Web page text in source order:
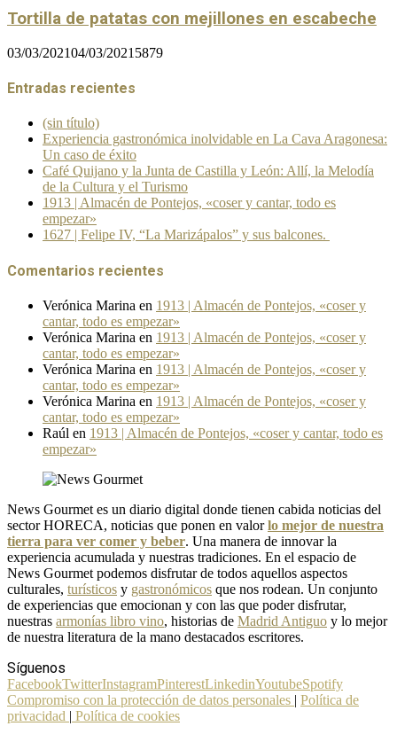
Tortilla de patatas con mejillones en escabeche
03/03/202104/03/2021 5879
Entradas recientes
(sin título)
Experiencia gastronómica inolvidable en La Cava Aragonesa:
Un caso de éxito
Café Quijano y la Junta de Castilla y León: Allí, la Melodía
de la Cultura y el Turismo
1913 | Almacén de Pontejos, «coser y cantar, todo es
empezar»
1627 | Felipe IV, “La Marizápalos” y sus balcones.
Comentarios recientes
Verónica Marina en 1913 | Almacén de Pontejos, «coser y
cantar, todo es empezar»
Verónica Marina en 1913 | Almacén de Pontejos, «coser y
cantar, todo es empezar»
Verónica Marina en 1913 | Almacén de Pontejos, «coser y
cantar, todo es empezar»
Verónica Marina en 1913 | Almacén de Pontejos, «coser y
cantar, todo es empezar»
Raúl en 1913 | Almacén de Pontejos, «coser y cantar, todo es
empezar»
News Gourmet es un diario digital donde tienen cabida noticias del
sector HORECA, noticias que ponen en valorlo mejor de nuestra
tierra para ver comer y beber. Una manera de innovar la
experiencia acumulada y nuestras tradiciones. En el espacio de
News Gourmet podemos disfrutar de todos aquellos aspectos
culturales, turísticos y gastronómicos que nos rodean. Un conjunto
de experiencias que emocionan y con las que poder disfrutar,
nuestras armonías libro vino, historias de Madrid Antiguo y lo mejor
de nuestra literatura de la mano destacados escritores.
Síguenos
FacebookTwitterInstagramPinterestLinkedinYoutubeSpotify
Compromiso con la protección de datos personales | Política de
privacidad | Política de cookies